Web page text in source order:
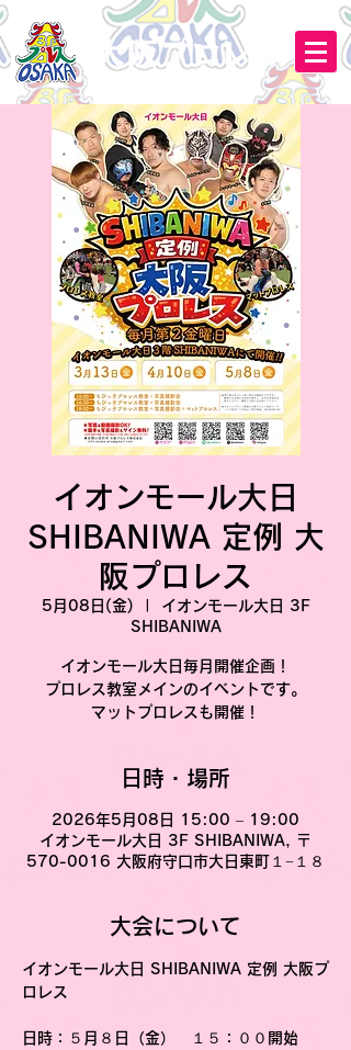
イオンモール大日
SHIBANIWA 定例 大
阪プロレス
5月08日(金)
イオンモール大日 3F
SHIBANIWA
イオンモール大日毎月開催企画！
プロレス教室メインのイベントです。
マットプロレスも開催！
日時・場所
2026年5月08日 15:00 – 19:00
イオンモール大日 3F SHIBANIWA, 〒
570-0016 大阪府守口市大日東町１−１８
大会について
イオンモール大日 SHIBANIWA 定例 大阪プ
ロレス
日時 ：５月８日（金）　１５：００開始